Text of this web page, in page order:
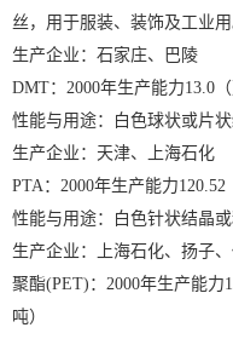
丝，用于服装、装饰及工业用
生产企业：石家庄、巴陵
DMT：2000年生产能力13.0
性能与用途：白色球状或片
生产企业：天津、上海石化
PTA：2000年生产能力120.52
性能与用途：白色针状结晶
生产企业：上海石化、扬子
聚酯(PET)：2000年生产能力
吨）